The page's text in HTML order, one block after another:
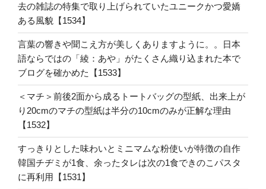
去の雑誌の特集で取り上げられていたユニークかつ愛嬌
ある風貌【1534】
言葉の響きや聞こえ方が美しくありますように。。日本
語ならではの「綾：あや」がたくさん織り込まれた本で
ブログを確かめた【1533】
＜マチ＞前後2面から成るトートバッグの型紙、出来上が
り20cmのマチの型紙は半分の10cmのみが正解な理由
【1532】
すっきりとした味わいとミニマムな粉使いが特徴の自作
韓国チヂミが1食、余ったタレは次の1食できのこパスタ
に再利用【1531】